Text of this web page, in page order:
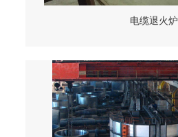
电缆退火炉